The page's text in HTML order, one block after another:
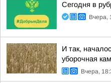
Сегодня в
Вчера,
И так,
уборочная
Вчера,